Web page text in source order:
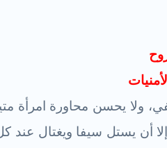
ولا يحسن محاورة امرأة
أن يستل سيفا ويغتال عند